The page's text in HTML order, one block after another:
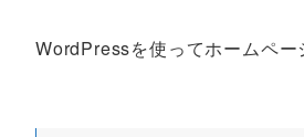
WordPressを使ってホームペー